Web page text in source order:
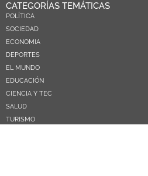
CATEGORÍAS TEMÁTICAS
POLÍTICA
SOCIEDAD
ECONOMIA
DEPORTES
EL MUNDO
EDUCACIÓN
CIENCIA Y TEC
SALUD
TURISMO